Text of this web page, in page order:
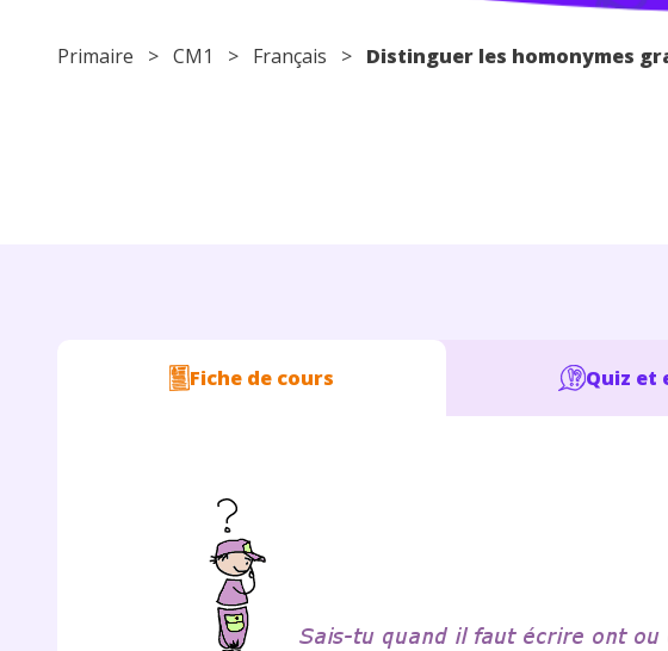
Primaire > CM1 > Français > Distinguer les homonymes
Fiche de cours Quiz et